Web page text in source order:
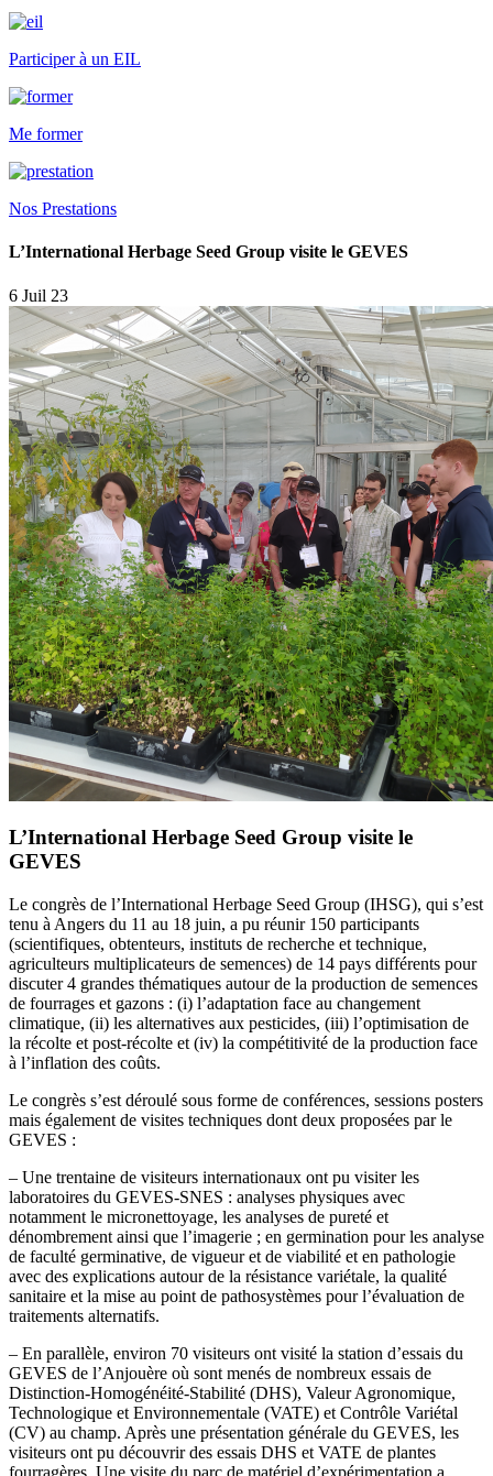
Participer à un EIL
Me former
Nos Prestations
L’International Herbage Seed Group visite le GEVES
6 Juil 23
L’International Herbage Seed Group visite le
GEVES
Le congrès de l’International Herbage Seed Group (IHSG), qui s’est
tenu à Angers du 11 au 18 juin, a pu réunir 150 participants
(scientifiques, obtenteurs, instituts de recherche et technique,
agriculteurs multiplicateurs de semences) de 14 pays différents pour
discuter 4 grandes thématiques autour de la production de semences
de fourrages et gazons : (i) l’adaptation face au changement
climatique, (ii) les alternatives aux pesticides, (iii) l’optimisation de
la récolte et post-récolte et (iv) la compétitivité de la production face
à l’inflation des coûts.
Le congrès s’est déroulé sous forme de conférences, sessions posters
mais également de visites techniques dont deux proposées par le
GEVES :
– Une trentaine de visiteurs internationaux ont pu visiter les
laboratoires du GEVES-SNES : analyses physiques avec
notamment le micronettoyage, les analyses de pureté et
dénombrement ainsi que l’imagerie ; en germination pour les analyse
de faculté germinative, de vigueur et de viabilité et en pathologie
avec des explications autour de la résistance variétale, la qualité
sanitaire et la mise au point de pathosystèmes pour l’évaluation de
traitements alternatifs.
– En parallèle, environ 70 visiteurs ont visité la station d’essais du
GEVES de l’Anjouère où sont menés de nombreux essais de
Distinction-Homogénéité-Stabilité (DHS), Valeur Agronomique,
Technologique et Environnementale (VATE) et Contrôle Variétal
(CV) au champ. Après une présentation générale du GEVES, les
visiteurs ont pu découvrir des essais DHS et VATE de plantes
fourragères. Une visite du parc de matériel d’expérimentation a